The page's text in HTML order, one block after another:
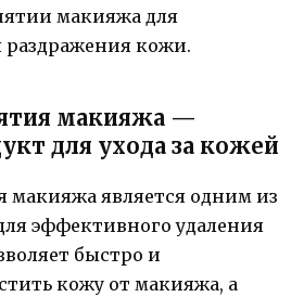
макияжа для
кожи.
макияжа —
для ухода за кожей
макияжа является одним из
эффективного удаления
быстро и
кожу от макияжа, а